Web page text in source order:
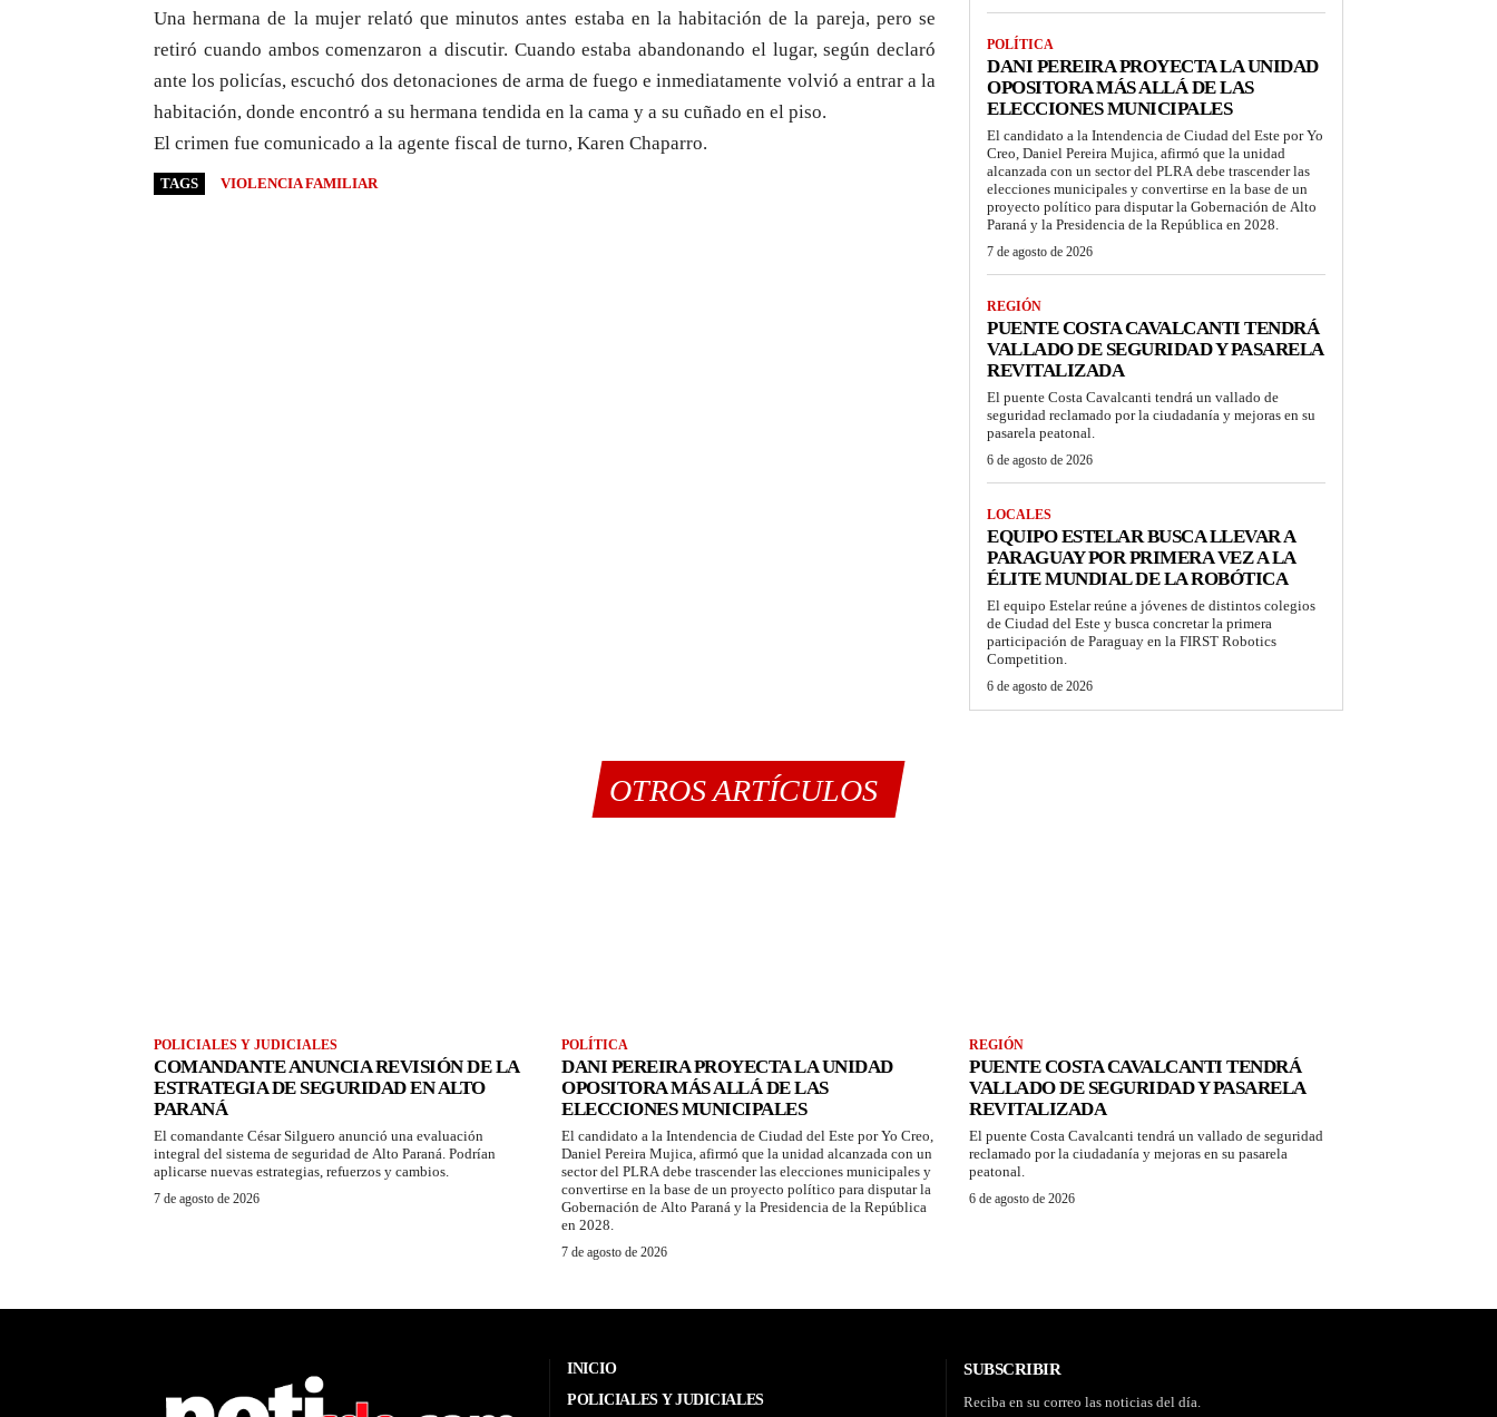
Una hermana de la mujer relató que minutos antes estaba en la habitación de la pareja, pero se
retiró cuando ambos comenzaron a discutir. Cuando estaba abandonando el lugar, según declaró
ante los policías, escuchó dos detonaciones de arma de fuego e inmediatamente volvió a entrar a la
habitación, donde encontró a su hermana tendida en la cama y a su cuñado en el piso.
El crimen fue comunicado a la agente fiscal de turno, Karen Chaparro.
TAGS VIOLENCIA FAMILIAR
POLÍTICA
DANI PEREIRA PROYECTA LA UNIDAD
OPOSITORA MÁS ALLÁ DE LAS
ELECCIONES MUNICIPALES
El candidato a la Intendencia de Ciudad del Este por Yo
Creo, Daniel Pereira Mujica, afirmó que la unidad
alcanzada con un sector del PLRA debe trascender las
elecciones municipales y convertirse en la base de un
proyecto político para disputar la Gobernación de Alto
Paraná y la Presidencia de la República en 2028.
7 de agosto de 2026
REGIÓN
PUENTE COSTA CAVALCANTI TENDRÁ
VALLADO DE SEGURIDAD Y PASARELA
REVITALIZADA
El puente Costa Cavalcanti tendrá un vallado de
seguridad reclamado por la ciudadanía y mejoras en su
pasarela peatonal.
6 de agosto de 2026
LOCALES
EQUIPO ESTELAR BUSCA LLEVAR A
PARAGUAY POR PRIMERA VEZ A LA
ÉLITE MUNDIAL DE LA ROBÓTICA
El equipo Estelar reúne a jóvenes de distintos colegios
de Ciudad del Este y busca concretar la primera
participación de Paraguay en la FIRST Robotics
Competition.
6 de agosto de 2026
OTROS ARTÍCULOS
POLICIALES Y JUDICIALES
COMANDANTE ANUNCIA REVISIÓN DE LA
ESTRATEGIA DE SEGURIDAD EN ALTO
PARANÁ
El comandante César Silguero anunció una evaluación
integral del sistema de seguridad de Alto Paraná. Podrían
aplicarse nuevas estrategias, refuerzos y cambios.
7 de agosto de 2026
POLÍTICA
DANI PEREIRA PROYECTA LA UNIDAD
OPOSITORA MÁS ALLÁ DE LAS
ELECCIONES MUNICIPALES
El candidato a la Intendencia de Ciudad del Este por Yo Creo,
Daniel Pereira Mujica, afirmó que la unidad alcanzada con un
sector del PLRA debe trascender las elecciones municipales y
convertirse en la base de un proyecto político para disputar la
Gobernación de Alto Paraná y la Presidencia de la República
en 2028.
7 de agosto de 2026
REGIÓN
PUENTE COSTA CAVALCANTI TENDRÁ
VALLADO DE SEGURIDAD Y PASARELA
REVITALIZADA
El puente Costa Cavalcanti tendrá un vallado de seguridad
reclamado por la ciudadanía y mejoras en su pasarela
peatonal.
6 de agosto de 2026
INICIO
POLICIALES Y JUDICIALES
SUBSCRIBIR
Reciba en su correo las noticias del día.